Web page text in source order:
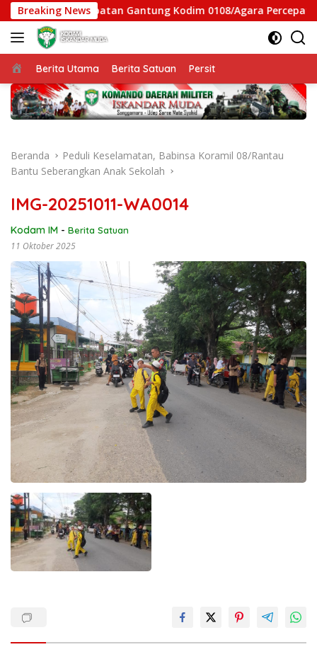
Langsung
ke
konten
Breaking News
Satgas Jembatan Gantung Kodim 0108/Agara Percepat
Beranda
Berita Utama Berita Satuan Persit
Beranda
Peduli Keselamatan, Babinsa Koramil 08/Rantau
Bantu Seberangkan Anak Sekolah
IMG-20251011-WA0014
Kodam IM - Berita Satuan
11 Oktober 2025